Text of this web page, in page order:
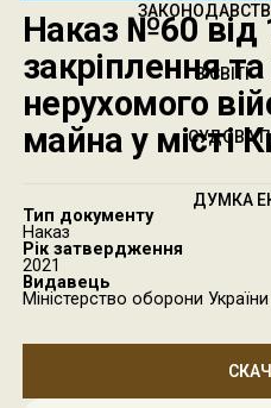
В СВІТІ
СУДОВА
ДУМКА
Наказ №60 від
закріплення
нерухомого
майна у місті
Тип документу
Наказ
Рік затвердження
2021
Видавець
Міністерство оборони України